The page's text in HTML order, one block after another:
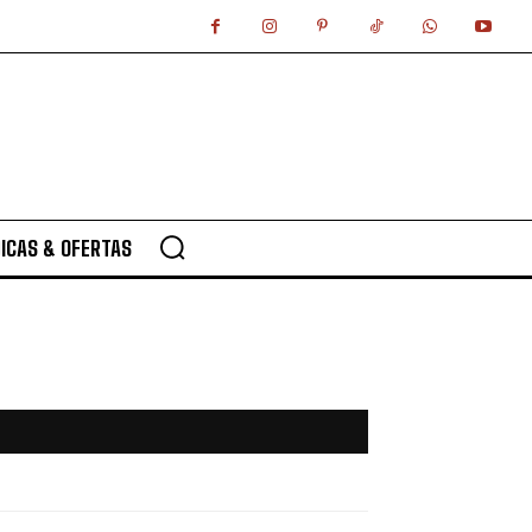
& OFERTAS